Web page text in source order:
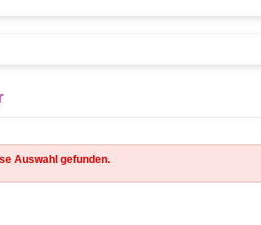
Auswahl gefunden.